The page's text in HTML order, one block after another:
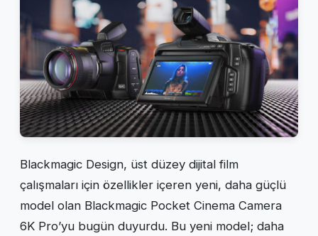
Blackmagic Design, üst düzey dijital film
çalışmaları için özellikler içeren yeni, daha güçlü
model olan Blackmagic Pocket Cinema Camera
6K Pro’yu bugün duyurdu. Bu yeni model; daha